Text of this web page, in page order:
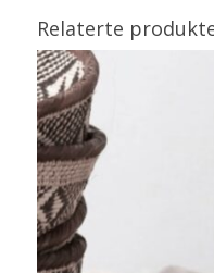
Relaterte